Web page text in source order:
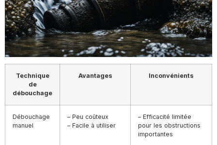
Technique
de
débouchage
Avantages Inconvénients
Débouchage
manuel
– Peu coûteux
– Facile à utiliser
– Efficacité limitée
pour les obstructions
importantes